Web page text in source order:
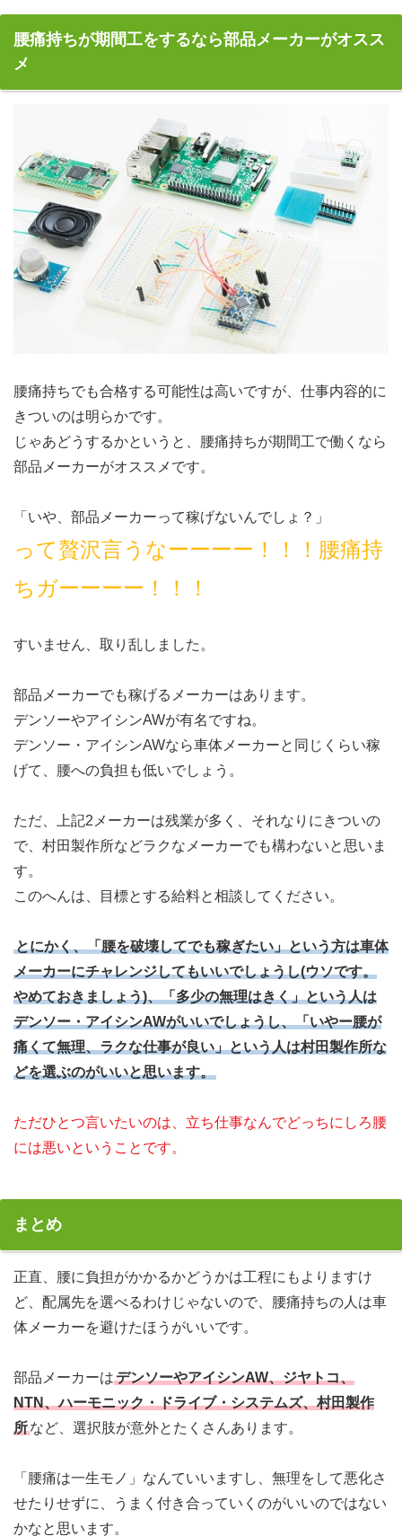
腰痛持ちが期間工をするなら部品メーカーがオスス
メ
腰痛持ちでも合格する可能性は高いですが、仕事内容的に
きついのは明らかです。
じゃあどうするかというと、腰痛持ちが期間工で働くなら
部品メーカーがオススメです。
「いや、部品メーカーって稼げないんでしょ？」
って贅沢言うなーーーー！！！腰痛持
ちガーーーー！！！
すいません、取り乱しました。
部品メーカーでも稼げるメーカーはあります。
デンソーやアイシンAWが有名ですね。
デンソー・アイシンAWなら車体メーカーと同じくらい稼
げて、腰への負担も低いでしょう。
ただ、上記2メーカーは残業が多く、それなりにきついの
で、村田製作所などラクなメーカーでも構わないと思いま
す。
このへんは、目標とする給料と相談してください。
とにかく、「腰を破壊してでも稼ぎたい」という方は車体
メーカーにチャレンジしてもいいでしょうし(ウソです。
やめておきましょう)、「多少の無理はきく」という人は
デンソー・アイシンAWがいいでしょうし、「いやー腰が
痛くて無理、ラクな仕事が良い」という人は村田製作所な
どを選ぶのがいいと思います。
ただひとつ言いたいのは、立ち仕事なんでどっちにしろ腰
には悪いということです。
まとめ
正直、腰に負担がかかるかどうかは工程にもよりますけ
ど、配属先を選べるわけじゃないので、腰痛持ちの人は車
体メーカーを避けたほうがいいです。
部品メーカーはデンソーやアイシンAW、ジヤトコ、
NTN、ハーモニック・ドライブ・システムズ、村田製作
所など、選択肢が意外とたくさんあります。
「腰痛は一生モノ」なんていいますし、無理をして悪化さ
せたりせずに、うまく付き合っていくのがいいのではない
かなと思います。